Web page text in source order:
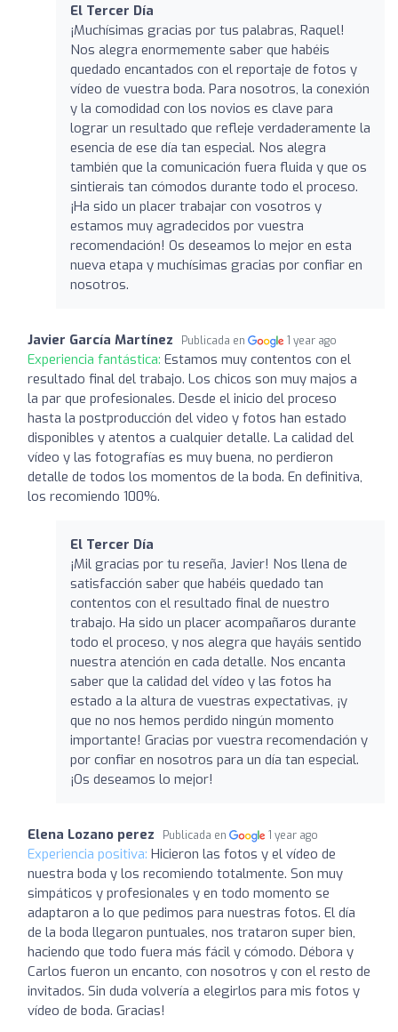
El Tercer Día
¡Muchísimas gracias por tus palabras, Raquel!
Nos alegra enormemente saber que habéis
quedado encantados con el reportaje de fotos y
vídeo de vuestra boda. Para nosotros, la conexión
y la comodidad con los novios es clave para
lograr un resultado que refleje verdaderamente la
esencia de ese día tan especial. Nos alegra
también que la comunicación fuera fluida y que os
sintierais tan cómodos durante todo el proceso.
¡Ha sido un placer trabajar con vosotros y
estamos muy agradecidos por vuestra
recomendación! Os deseamos lo mejor en esta
nueva etapa y muchísimas gracias por confiar en
nosotros.
Javier García Martínez Publicada en 1 year ago
Experiencia fantástica: Estamos muy contentos con el
resultado final del trabajo. Los chicos son muy majos a
la par que profesionales. Desde el inicio del proceso
hasta la postproducción del video y fotos han estado
disponibles y atentos a cualquier detalle. La calidad del
vídeo y las fotografías es muy buena, no perdieron
detalle de todos los momentos de la boda. En definitiva,
los recomiendo 100%.
El Tercer Día
¡Mil gracias por tu reseña, Javier! Nos llena de
satisfacción saber que habéis quedado tan
contentos con el resultado final de nuestro
trabajo. Ha sido un placer acompañaros durante
todo el proceso, y nos alegra que hayáis sentido
nuestra atención en cada detalle. Nos encanta
saber que la calidad del vídeo y las fotos ha
estado a la altura de vuestras expectativas, ¡y
que no nos hemos perdido ningún momento
importante! Gracias por vuestra recomendación y
por confiar en nosotros para un día tan especial.
¡Os deseamos lo mejor!
Elena Lozano perez Publicada en 1 year ago
Experiencia positiva: Hicieron las fotos y el vídeo de
nuestra boda y los recomiendo totalmente. Son muy
simpáticos y profesionales y en todo momento se
adaptaron a lo que pedimos para nuestras fotos. El día
de la boda llegaron puntuales, nos trataron super bien,
haciendo que todo fuera más fácil y cómodo. Débora y
Carlos fueron un encanto, con nosotros y con el resto de
invitados. Sin duda volvería a elegirlos para mis fotos y
vídeo de boda. Gracias!